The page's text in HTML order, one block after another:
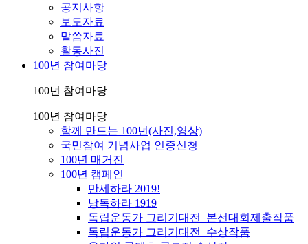
공지사항
보도자료
말씀자료
활동사진
100년 참여마당
100년 참여마당
100년 참여마당
함께 만드는 100년(사진,영상)
국민참여 기념사업 인증신청
100년 매거진
100년 캠페인
만세하라 2019!
낭독하라 1919
독립운동가 그리기대전_본선대회제출작품
독립운동가 그리기대전_수상작품